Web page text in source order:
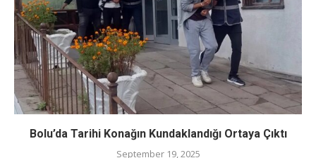
Bolu’da Tarihi Konağın Kundaklandığı Ortaya Çıktı
September 19, 2025